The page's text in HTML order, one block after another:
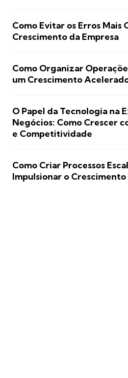
Como Evitar os Erros Mais
Crescimento da Empresa
Como Organizar
um Crescimento
O Papel da Tecnologia na
Negócios: Como Crescer
e Competitividade
Como Criar Processos
Impulsionar o Crescimento